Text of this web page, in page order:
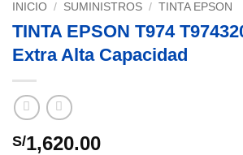
INICIO / SUMINISTROS / TINTA EPSON
TINTA EPSON T974
Extra Alta Capacidad
S/1,620.00